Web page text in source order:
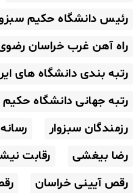
رئیس دانشگاه حکیم
راه آهن غرب خراسان
رتبه بندی دانشگاه های
رتبه جهانی دانشگاه
رزمندگان سبزوار
رضا بیغشی
رقابت
رقص آیینی خراسان